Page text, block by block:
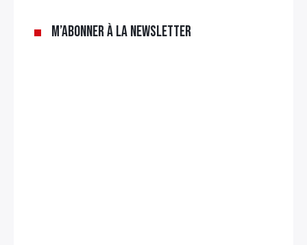
M’abonner à la newsletter